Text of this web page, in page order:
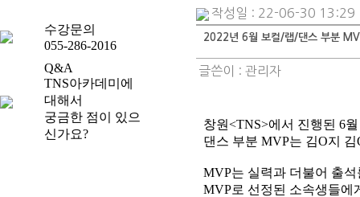
수강문의
055-286-2016
Q&A
TNS아카데미에
대해서
궁금한 점이 있으
신가요?
작성일 : 22-06-30 13:29
2022년 6월 보컬/랩/댄스 부분
글쓴이 :관리자
창원<TNS>에서 진행된 6
댄스 부분 MVP는 김O지
MVP는 실력과 더불어 출
MVP로 선정된 소속생들에